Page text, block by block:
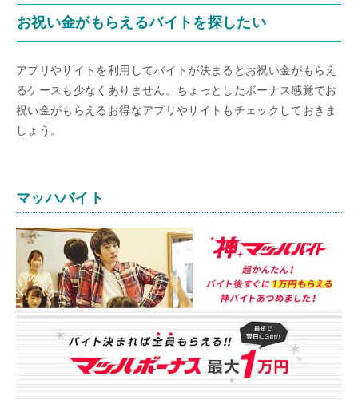
お祝い金がもらえるバイトを探したい
アプリやサイトを利用してバイトが決まるとお祝い金がもらえ
るケースも少なくありません。ちょっとしたボーナス感覚でお
祝い金がもらえるお得なアプリやサイトもチェックしておきま
しょう。
マッハバイト